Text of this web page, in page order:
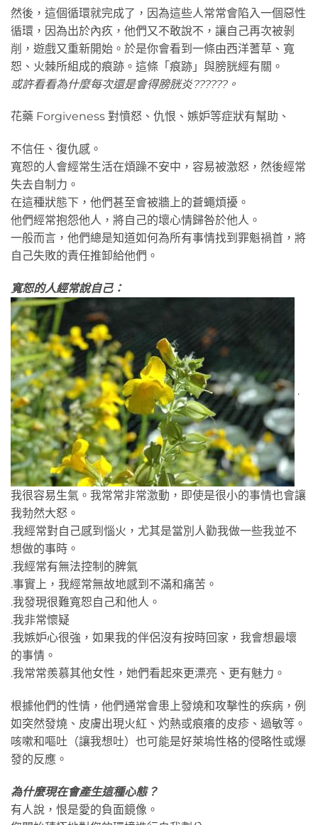
然後，這個循環就完成了，因為這些人常常會陷入一個惡性
循環，因為出於內疚，他們又不敢說不，讓自己再次被剝
削，遊戲又重新開始。於是你會看到一條由西洋蓍草、寬
恕、火棘所組成的痕跡。這條「痕跡」與膀胱經有關。
或許看看為什麼每次還是會得膀胱炎??????。
花藥 Forgiveness 對憤怒、仇恨、嫉妒等症狀有幫助、
不信任、復仇感。
寬恕的人會經常生活在煩躁不安中，容易被激怒，然後經常
失去自制力。
在這種狀態下，他們甚至會被牆上的蒼蠅煩擾。
他們經常抱怨他人，將自己的壞心情歸咎於他人。
一般而言，他們總是知道如何為所有事情找到罪魁禍首，將
自己失敗的責任推卸給他們。
寬恕的人經常說自己：
.
我很容易生氣。我常常非常激動，即使是很小的事情也會讓
我勃然大怒。
.我經常對自己感到惱火，尤其是當別人勸我做一些我並不
想做的事時。
.我經常有無法控制的脾氣
.事實上，我經常無故地感到不滿和痛苦。
.我發現很難寬恕自己和他人。
.我非常懷疑
.我嫉妒心很強，如果我的伴侶沒有按時回家，我會想最壞
的事情。
.我常常羨慕其他女性，她們看起來更漂亮、更有魅力。
根據他們的性情，他們通常會患上發燒和攻擊性的疾病，例
如突然發燒、皮膚出現火紅、灼熱或痕癢的皮疹、過敏等。
咳嗽和嘔吐（讓我想吐）也可能是好萊塢性格的侵略性或爆
發的反應。
為什麼現在會產生這種心態？
有人說，恨是愛的負面鏡像。